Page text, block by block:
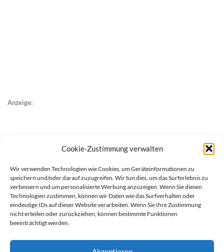
Cookie-Zustimmung verwalten
Wir verwenden Technologien wie Cookies, um Geräteinformationen zu
speichern und/oder darauf zuzugreifen. Wir tun dies, um das Surferlebnis zu
verbessern und um personalisierte Werbung anzuzeigen. Wenn Sie diesen
Technologien zustimmen, können wir Daten wie das Surfverhalten oder
eindeutige IDs auf dieser Website verarbeiten. Wenn Sie Ihre Zustimmung
nicht erteilen oder zurückziehen, können bestimmte Funktionen
beeinträchtigt werden.
Anzeige: